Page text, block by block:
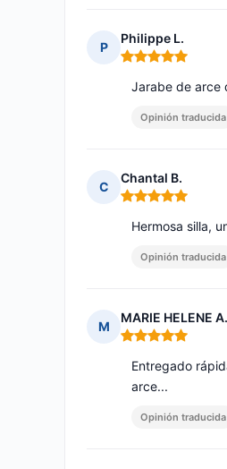
P
Philippe L.
Nota: 5 de 5
Jarabe de arce
Opinión traducida
C
Chantal B.
Nota: 5 de 5
Hermosa silla,
Opinión traducida
M
MARIE HELENE A.
Nota: 5 de 5
Entregado
arce...
Opinión traducida